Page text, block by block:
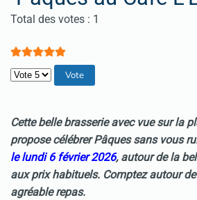
Vote utilisateur:5/
Total des votes : 1
Veuillez voter
Cette belle brasserie avec vue sur la
propose célébrerPâquessans vous
le lundi 6 février 2026, autour de la
aux prix habituels. Comptez autour
agréable repas.